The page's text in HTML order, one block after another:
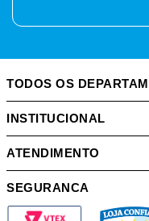
TODOS OS
INSTITUCIONAL
ATENDIMENTO
SEGURANCA